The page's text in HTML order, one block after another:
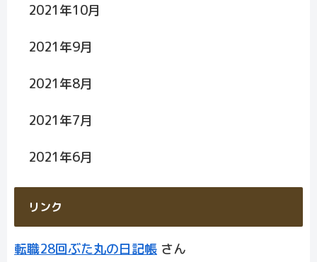
2021年10月
2021年9月
2021年8月
2021年7月
2021年6月
リンク
転職28回ぶた丸の日記帳 さん